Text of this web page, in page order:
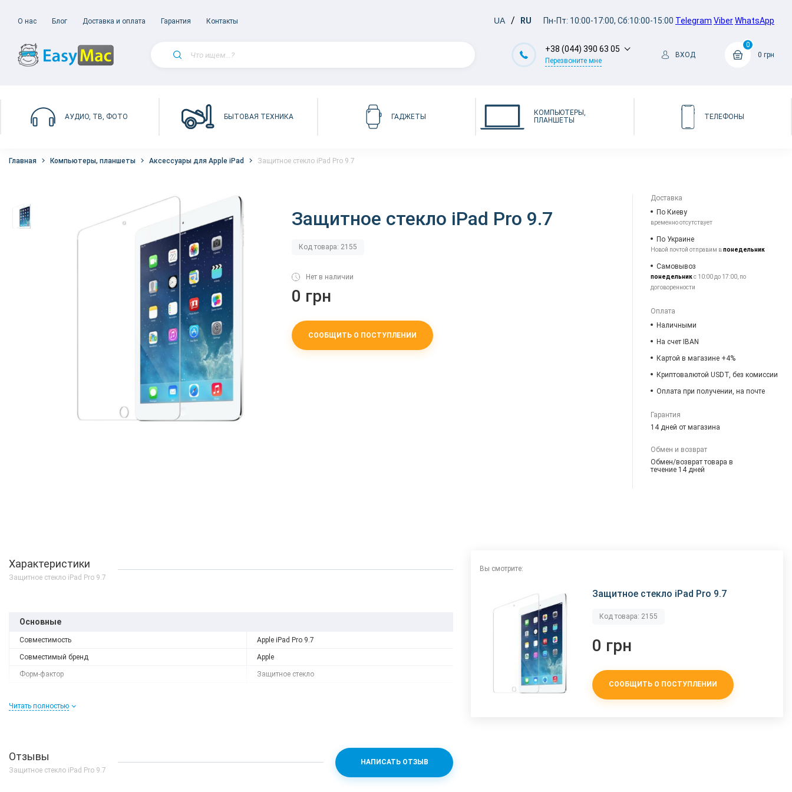
О нас Блог Доставка и оплата Гарантия Контакты UA RU Пн-Пт: 10:00-17:00, Сб:10:00-15:00 Telegram ViberWhatsApp
+38 (044) 390 63 05
Перезвоните мне
ВХОД
0
0 грн
АУДИО, ТВ, ФОТО БЫТОВАЯ ТЕХНИКА ГАДЖЕТЫ
КОМПЬЮТЕРЫ,
ПЛАНШЕТЫ
ТЕЛЕФОНЫ
Главная Компьютеры, планшеты Аксессуары для Apple iPad Защитное стекло iPad Pro 9.7
Защитное стекло iPad Pro 9.7
Код товара: 2155
Нет в наличии
0 грн
СООБЩИТЬ О ПОСТУПЛЕНИИ
Доставка
По Киеву
временно отсутствует
По Украине
Новой почтой отправим впонедельник
Самовывоз
понедельникс 10:00 до 17:00, по
договоренности
Оплата
Наличными
На счет IBAN
Картой в магазине +4%
Криптовалютой USDT, без комиссии
Оплата при получении, на почте
Гарантия
14 дней от магазина
Обмен и возврат
Обмен/возврат товара в
течение 14 дней
Характеристики
Защитное стекло iPad Pro 9.7
Основные
Совместимость Apple iPad Pro 9.7
Совместимый бренд Apple
Форм-фактор Защитное стекло
Читать полностью
Отзывы
Защитное стекло iPad Pro 9.7
НАПИСАТЬ ОТЗЫВ
Вы смотрите:
Защитное стекло iPad Pro 9.7
Код товара: 2155
0 грн
СООБЩИТЬ О ПОСТУПЛЕНИИ